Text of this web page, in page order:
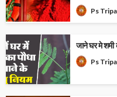
Ps
जाने घर मे शमी
Ps